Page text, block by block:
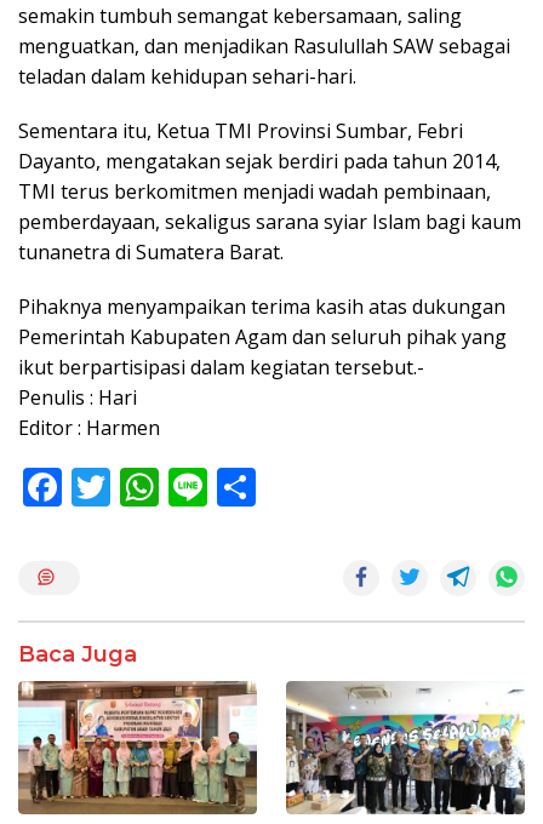
semakin tumbuh semangat kebersamaan, saling
menguatkan, dan menjadikan Rasulullah SAW sebagai
teladan dalam kehidupan sehari-hari.
Sementara itu, Ketua TMI Provinsi Sumbar, Febri
Dayanto, mengatakan sejak berdiri pada tahun 2014,
TMI terus berkomitmen menjadi wadah pembinaan,
pemberdayaan, sekaligus sarana syiar Islam bagi kaum
tunanetra di Sumatera Barat.
Pihaknya menyampaikan terima kasih atas dukungan
Pemerintah Kabupaten Agam dan seluruh pihak yang
ikut berpartisipasi dalam kegiatan tersebut.-
Penulis : Hari
Editor : Harmen
F
o
o
k
T W
p
p
Li
Baca Juga